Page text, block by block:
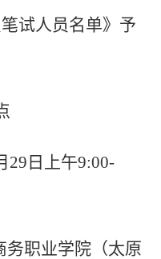
笔试人员名单》予
29 日上午9:00-
务职业学院（太原